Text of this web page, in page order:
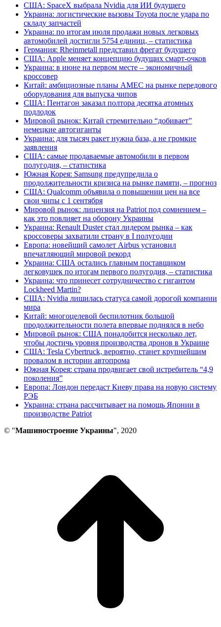
США: SpaceX выбрала Nvidia для ИИ будущего
Украина: логистические вызовы Toyota после удара по
складу запчастей
Украина: по итогам июля продажи новых легковых
автомобилей достигли 5754 единиц, – статистика
Германия: Rheinmetall представил фрегат будущего
США: Apple меняет концепцию будущих смарт-очков
Украина: в июне на первом месте – экономичный
кроссовер
Китай: амбициозные планы AMEC на рынке передового
оборудования для выпуска чипов
США: Пентагон заказал полтора десятка атомных
подлодок
Мировой рынок: Китай стремительно “добивает”
немецкие автогиганты
Украина: для тысяч ракет нужна база, а не громкие
заявления
США: самые продаваемые автомобили в первом
полугодия, – статистика
Южная Корея: Samsung предупредила о
продолжительности кризиса на рынке памяти, – прогноз
США: Qualcomm объявила о повышении цен на все
свои чипы с 1 сентября
Мировой рынок: лицензия на Patriot под сомнением –
как это повлияет на оборону Украины
Украина: Renault Duster стал лидером рынка – как
кроссоверы захватили страну в I полугодии
Европа: новейший самолет Airbus установил
впечатляющий мировой рекорд
Украина: США остались главным поставщиком
легковушек по итогам первого полугодия, – статистика
Украина: что принесет сотрудничество с гигантом
Lockheed Martin?
США: Nvidia лишилась статуса самой дорогой компании
мира
Китай: многоцелевой беспилотник большой
продолжительности полета впервые поднялся в небо
Мировой рынок: США понадобится несколько лет,
чтобы достичь уровня производства дронов в Украине
США: Tesla Cybertruck, вероятно, станет крупнейшим
провалом в истории автопрома
Южная Корея: страна продвигает свой истребитель “4,9
поколения”
Европа: Лондон передаст Киеву права на новую систему
РЭБ
Украина: страна рассчитывает на помощь Японии в
производстве Patriot
© "Машиностроение Украины", 2020